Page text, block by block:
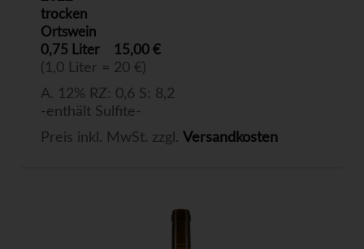
trocken
Ortswein
0,75 Liter
15,00 €
(1,0 Liter = 20 €)
A. 12% RZ: 0,6 S: 8,2
-enthält Sulfite-
Preis inkl. MwSt. zzgl. Versandkosten